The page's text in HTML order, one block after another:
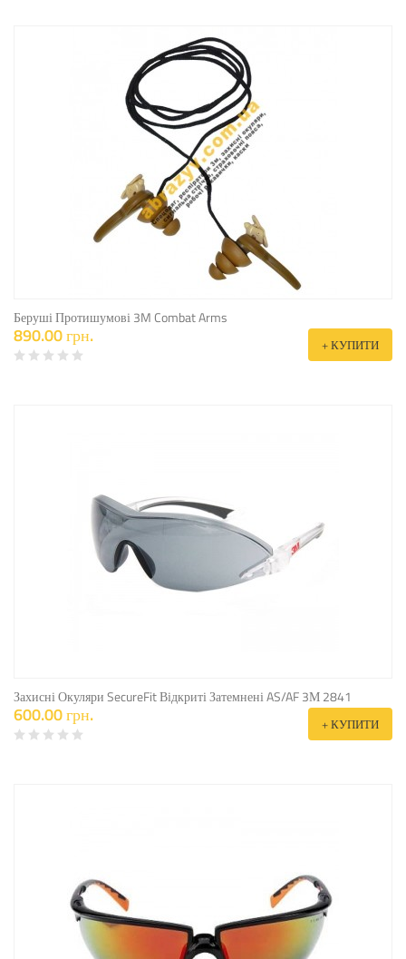
Беруші Протишумові 3M Combat Arms
890.00 грн. + КУПИТИ
Захисні Окуляри SecureFit Відкриті Затемнені AS/AF 3М 2841
600.00 грн. + КУПИТИ